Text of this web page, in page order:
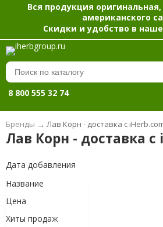
Вся продукция
американского
Скидки и удобство в
8 800 555 32 74
Бренды → Лав Корн - доставка с
Лав Корн - доставка с
Дата добавления
Название
Цена
Хиты продаж